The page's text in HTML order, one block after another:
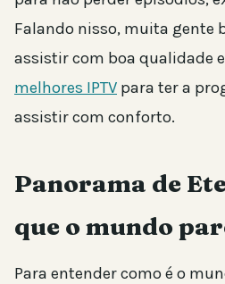
Falando nisso, muita gente
assistir com boa qualidade
melhores IPTV para ter a
assistir com conforto.
Panorama de
que o mundo
Para entender como é o